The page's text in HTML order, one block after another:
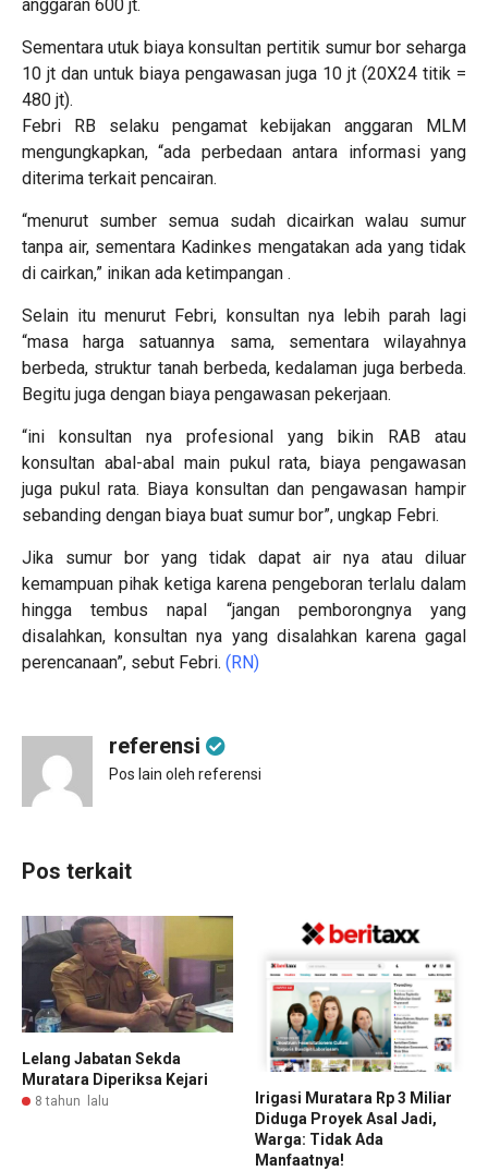
anggaran 600 jt.
Sementara utuk biaya konsultan pertitik sumur bor seharga
10 jt dan untuk biaya pengawasan juga 10 jt (20X24 titik =
480 jt).
Febri RB selaku pengamat kebijakan anggaran MLM
mengungkapkan, “ada perbedaan antara informasi yang
diterima terkait pencairan.
“menurut sumber semua sudah dicairkan walau sumur
tanpa air, sementara Kadinkes mengatakan ada yang tidak
di cairkan,” inikan ada ketimpangan .
Selain itu menurut Febri, konsultan nya lebih parah lagi
“masa harga satuannya sama, sementara wilayahnya
berbeda, struktur tanah berbeda, kedalaman juga berbeda.
Begitu juga dengan biaya pengawasan pekerjaan.
“ini konsultan nya profesional yang bikin RAB atau
konsultan abal-abal main pukul rata, biaya pengawasan
juga pukul rata. Biaya konsultan dan pengawasan hampir
sebanding dengan biaya buat sumur bor”, ungkap Febri.
Jika sumur bor yang tidak dapat air nya atau diluar
kemampuan pihak ketiga karena pengeboran terlalu dalam
hingga tembus napal “jangan pemborongnya yang
disalahkan, konsultan nya yang disalahkan karena gagal
perencanaan”, sebut Febri. (RN)
referensi
Pos lain oleh referensi
Pos terkait
Lelang Jabatan Sekda
Muratara Diperiksa Kejari
8 tahun lalu
Irigasi Muratara Rp 3 Miliar
Diduga Proyek Asal Jadi,
Warga: Tidak Ada
Manfaatnya!